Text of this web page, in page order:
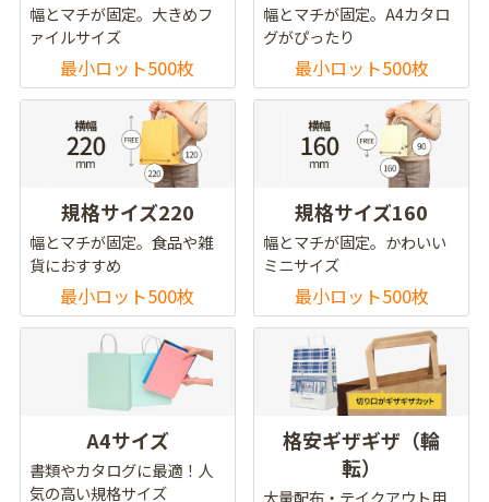
幅とマチが固定。大きめフ
ァイルサイズ
最小ロット500枚
幅とマチが固定。A4カタロ
グがぴったり
最小ロット500枚
規格サイズ220
幅とマチが固定。食品や雑
貨におすすめ
最小ロット500枚
規格サイズ160
幅とマチが固定。かわいい
ミニサイズ
最小ロット500枚
A4サイズ
書類やカタログに最適！人
気の高い規格サイズ
格安ギザギザ（輪
転）
大量配布・テイクアウト用